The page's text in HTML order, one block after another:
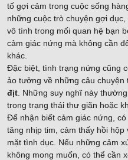
tố gợi cảm trong cuộc sống
những cuộc trò chuyện gợi
vô tình trong mối quan hệ bạn
cảm giác nứng mà không cần
khác.
Đặc biệt, tình trạng nứng cũng
ảo tưởng về những câu
địt . Những suy nghĩ này
trong trạng thái thư giãn hoặc
Để nhận biết cảm giác nứng,
tăng nhịp tim, cảm thấy hồi
mặt tình dục. Nếu những cảm
không mong muốn, có thể cần